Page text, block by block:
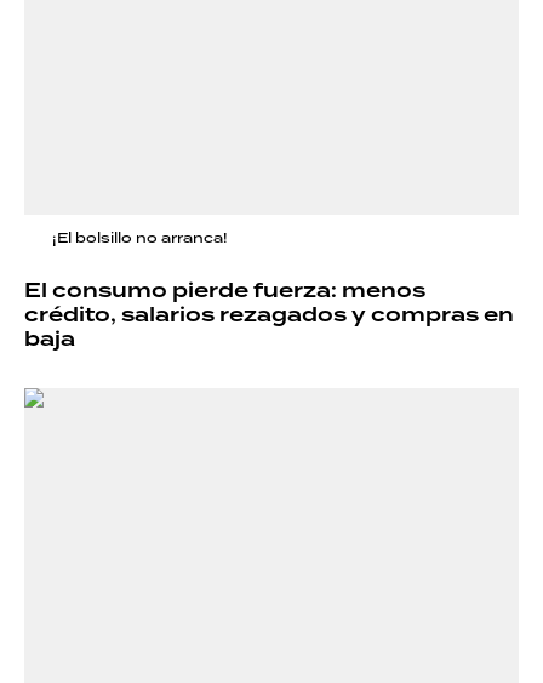
¡El bolsillo no arranca!
El consumo pierde fuerza: menos
crédito, salarios rezagados y compras en
baja